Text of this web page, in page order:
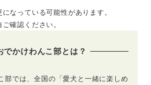
なっている可能性があります。
確認ください。
でかけわんこ部とは？
部では、全国の「愛犬と一緒に楽しめ